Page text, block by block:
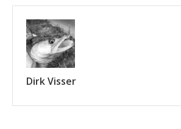
Dirk Visser